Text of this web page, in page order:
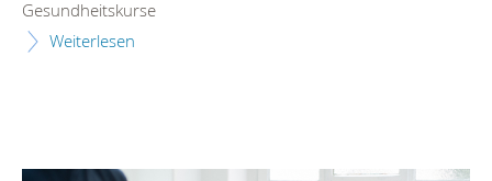
Gesundheitskurse
Weiterlesen